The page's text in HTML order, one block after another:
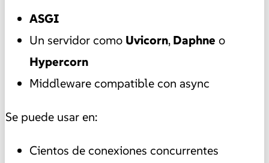
ASGI
Un servidor como Uvicorn,Daphne o
Hypercorn
Middleware compatible con async
Se puede usar en:
Cientos de conexiones concurrentes